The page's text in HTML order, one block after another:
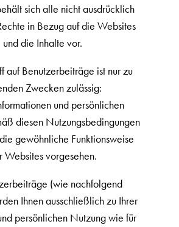
sich alle nicht ausdrücklich
in Bezug auf die Websites
und die Inhalte vor.
auf Benutzerbeiträge ist nur zu
Zwecken zulässig:
und persönlichen
diesen Nutzungsbedingungen
gewöhnliche Funktionsweise
Websites vorgesehen.
(wie nachfolgend
Ihnen ausschließlich zu Ihrer
persönlichen Nutzung wie für